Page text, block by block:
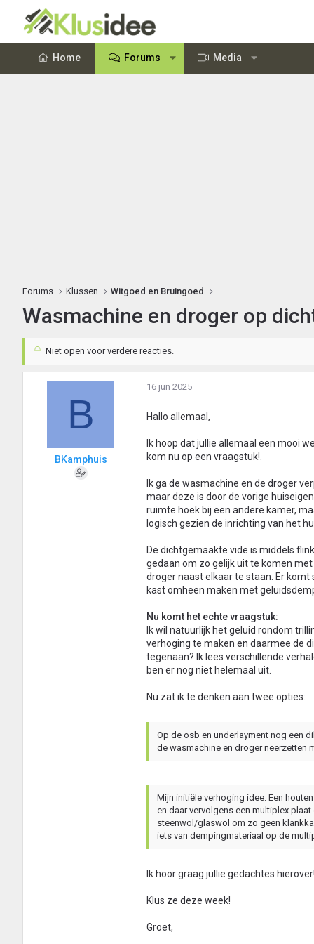
Home Forums Media
Forums Klussen Witgoed en Bruingoed
Wasmachine en droger op
Niet open voor verdere reacties.
B
BKamphuis
16 jun 2025
Hallo allemaal,
Ik hoop dat jullie allemaal een mooi
kom nu op een vraagstuk!.
Ik ga de wasmachine en de droger
maar deze is door de vorige
ruimte hoek bij een andere kamer,
logisch gezien de inrichting van het
De dichtgemaakte vide is middels
gedaan om zo gelijk uit te komen
droger naast elkaar te staan. Er
kast omheen maken met
Nu komt het echte vraagstuk:
Ik wil natuurlijk het geluid rondom
verhoging te maken en daarmee de
tegenaan? Ik lees verschillende
ben er nog niet helemaal uit.
Nu zat ik te denken aan twee opties:
Op de osb en underlayment nog een
de wasmachine en droger neerzetten
Mijn initiële verhoging idee: Een
en daar vervolgens een multiplex
steenwol/glaswol om zo geen
iets van dempingmateriaal op de
Ik hoor graag jullie gedachtes
Klus ze deze week!
Groet,